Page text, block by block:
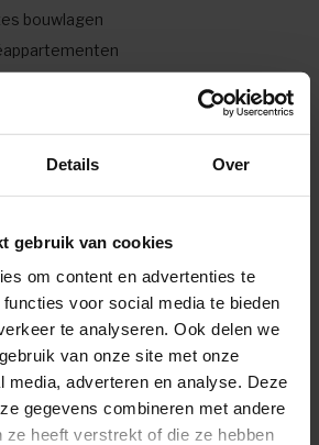
Details Over
gebruik van cookies
om content en advertenties te
voor social media te bieden
te analyseren. Ook delen we
van onze site met onze
media, adverteren en analyse. Deze
gegevens combineren met andere
ze heeft verstrekt of die ze hebben
bouwlagen
een woon- en slaapkamer, keuken,
geschikt voor ouderen met behoefte
zeven ontmoetingsruimtes, een
terrassen
ook bezoek ontvangen in het